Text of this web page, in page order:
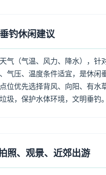
钓休闲建议
气（气温、风力、降水），针
气压、温度条件适宜，是休闲
位优先选择背风、向阳、有水
圾，保护水体环境，文明垂钓。
照、观景、近郊出游